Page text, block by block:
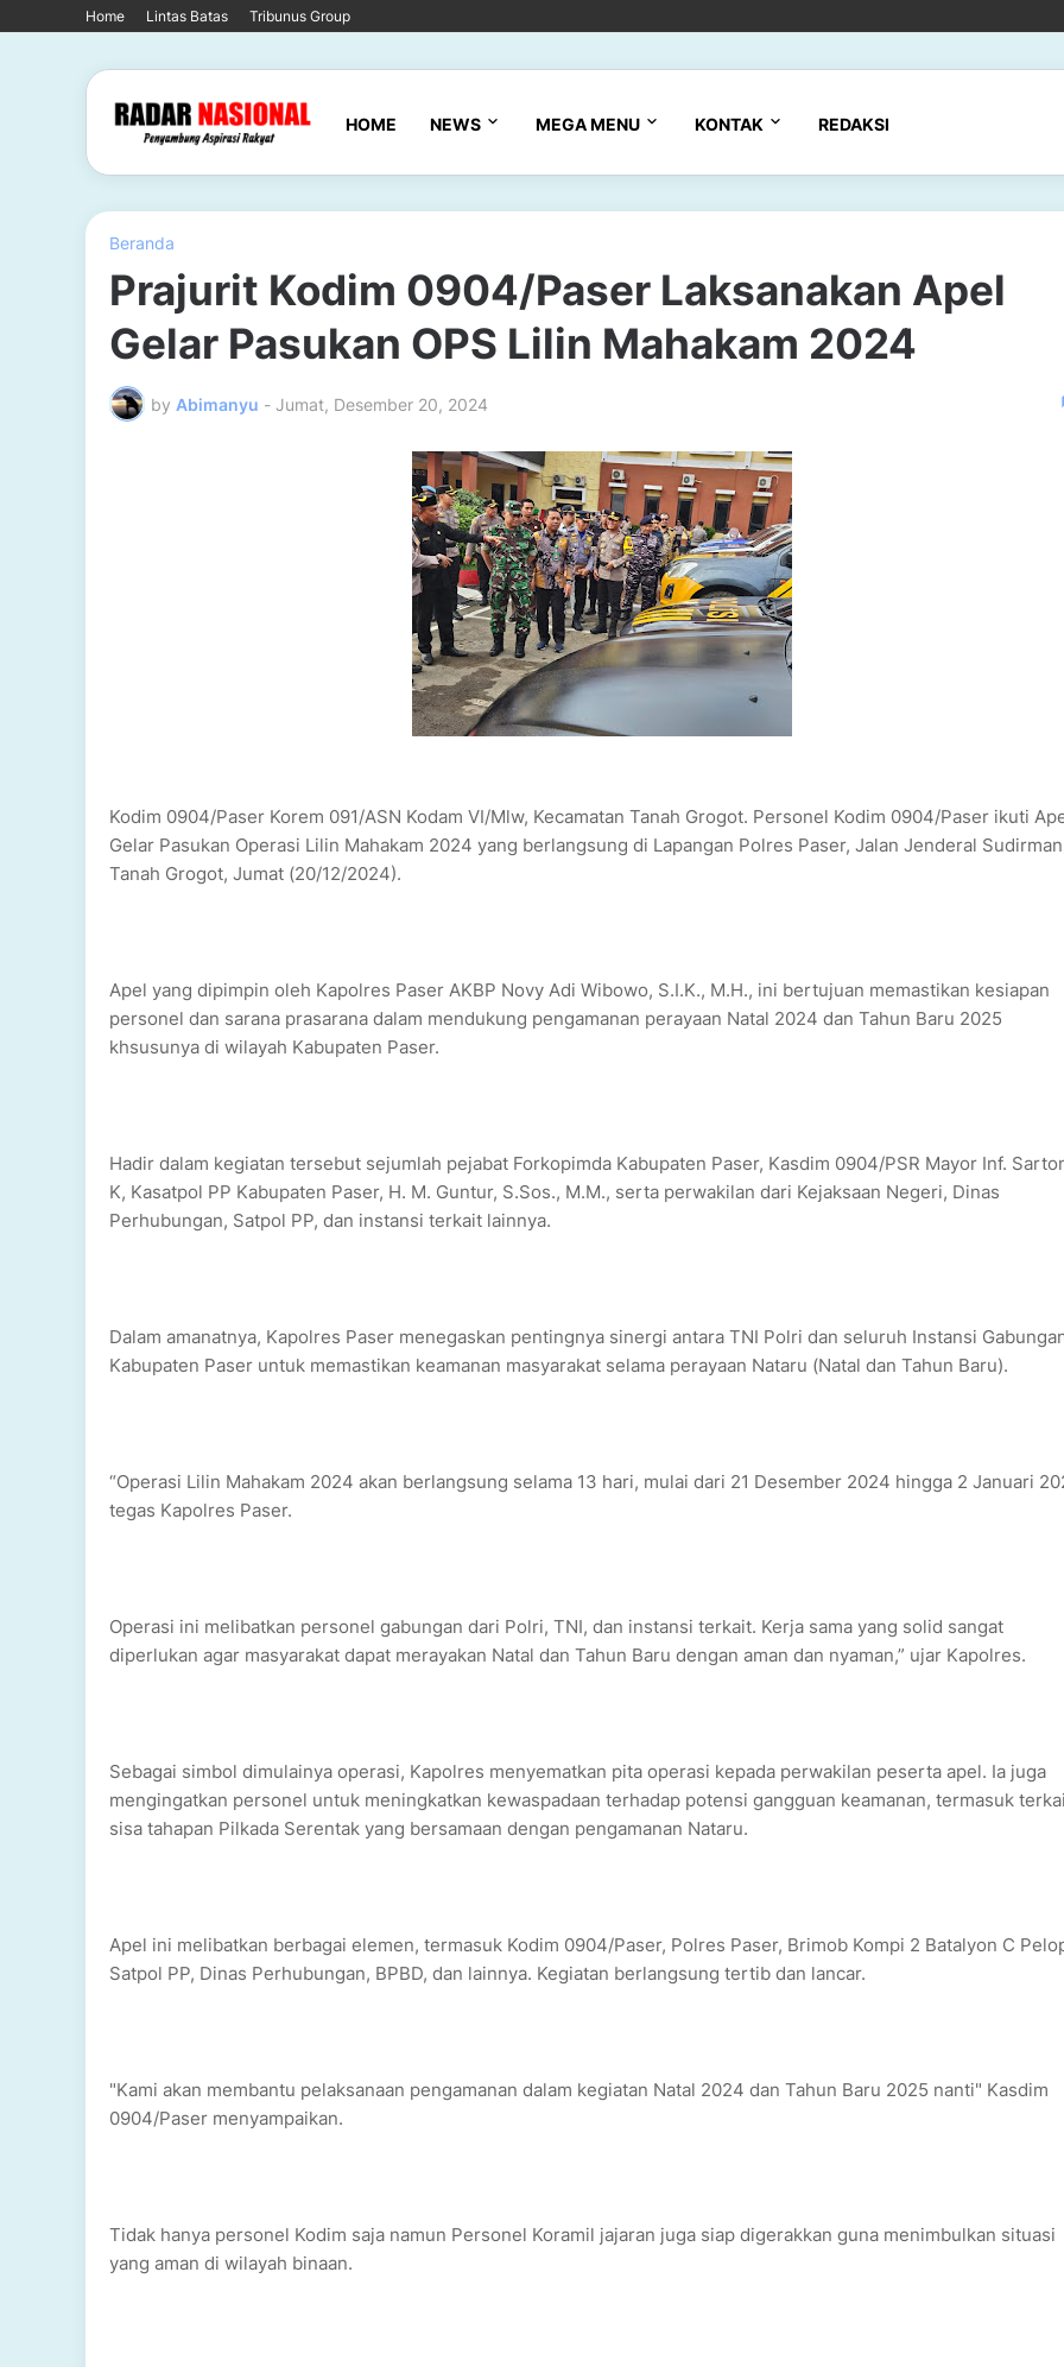
Home Lintas Batas Tribunus Group
HOME NEWS MEGA MENU KONTAK REDAKSI
Beranda
Prajurit Kodim 0904/Paser Laksanakan Apel
Gelar Pasukan OPS Lilin Mahakam 2024
by Abimanyu - Jumat, Desember 20, 2024
Kodim 0904/Paser Korem 091/ASN Kodam VI/Mlw, Kecamatan Tanah Grogot. Personel Kodim 0904/Paser ikuti
Gelar Pasukan Operasi Lilin Mahakam 2024 yang berlangsung di Lapangan Polres Paser, Jalan Jenderal
Tanah Grogot, Jumat (20/12/2024).
Apel yang dipimpin oleh Kapolres Paser AKBP Novy Adi Wibowo, S.I.K., M.H., ini bertujuan memastikan kesiapan
personel dan sarana prasarana dalam mendukung pengamanan perayaan Natal 2024 dan Tahun Baru 2025
khsusunya di wilayah Kabupaten Paser.
Hadir dalam kegiatan tersebut sejumlah pejabat Forkopimda Kabupaten Paser, Kasdim 0904/PSR Mayor Inf.
K, Kasatpol PP Kabupaten Paser, H. M. Guntur, S.Sos., M.M., serta perwakilan dari Kejaksaan Negeri, Dinas
Perhubungan, Satpol PP, dan instansi terkait lainnya.
Dalam amanatnya, Kapolres Paser menegaskan pentingnya sinergi antara TNI Polri dan seluruh Instansi
Kabupaten Paser untuk memastikan keamanan masyarakat selama perayaan Nataru (Natal dan Tahun Baru).
“Operasi Lilin Mahakam 2024 akan berlangsung selama 13 hari, mulai dari 21 Desember 2024 hingga 2 Januari
tegas Kapolres Paser.
Operasi ini melibatkan personel gabungan dari Polri, TNI, dan instansi terkait. Kerja sama yang solid sangat
diperlukan agar masyarakat dapat merayakan Natal dan Tahun Baru dengan aman dan nyaman,” ujar Kapolres.
Sebagai simbol dimulainya operasi, Kapolres menyematkan pita operasi kepada perwakilan peserta apel. Ia juga
mengingatkan personel untuk meningkatkan kewaspadaan terhadap potensi gangguan keamanan, termasuk
sisa tahapan Pilkada Serentak yang bersamaan dengan pengamanan Nataru.
Apel ini melibatkan berbagai elemen, termasuk Kodim 0904/Paser, Polres Paser, Brimob Kompi 2 Batalyon C
Satpol PP, Dinas Perhubungan, BPBD, dan lainnya. Kegiatan berlangsung tertib dan lancar.
"Kami akan membantu pelaksanaan pengamanan dalam kegiatan Natal 2024 dan Tahun Baru 2025 nanti" Kasdim
0904/Paser menyampaikan.
Tidak hanya personel Kodim saja namun Personel Koramil jajaran juga siap digerakkan guna menimbulkan situasi
yang aman di wilayah binaan.